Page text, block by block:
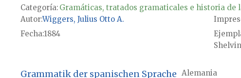
Categoría: Gramáticas, tratados gramaticales e historia de
AutorWiggers, Julius Otto A.
Fecha1884
Grammatik der spanischen Sprache Alemania